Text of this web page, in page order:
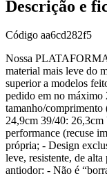
Descrição e
Código aa6cd282f5
Nossa
material mais leve do
superior a modelos
pedido em no máximo
tamanho/
24,9cm 39/40:
performance (recuse
própria; - Design
leve, resistente, de
antiodor: - Não é